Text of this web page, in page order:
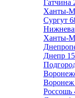
Гатчина
Ханты-
Сургут
Ханты-
Днепр
Воронеж
Россошь